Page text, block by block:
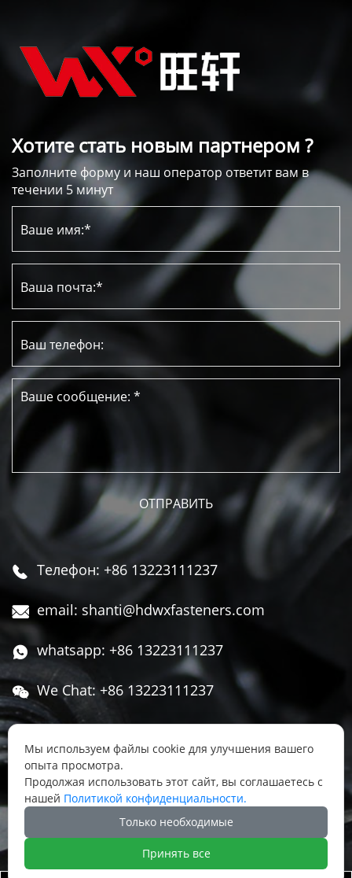
Хотите стать новым партнером ?
Заполните форму и наш оператор ответит вам в
течении 5 минут
 Телефон: +86 13223111237
 email: shanti@hdwxfasteners.com
 whatsapp: +86 13223111237
 We Chat: +86 13223111237
Адрес: Северная часть Западной улицы,
Чжоуцунь, поселок Сису, район Юннянь,
город Ханьдань, провинция Хэбэй, Китай
 
Мы используем файлы cookie для улучшения вашего
опыта просмотра.
Продолжая использовать этот сайт, вы соглашаетесь с
нашей Политикой конфиденциальности.
Только необходимые
Принять все